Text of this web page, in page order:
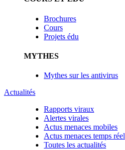
Brochures
Cours
Projets édu
MYTHES
Mythes sur les antivirus
Actualités
Rapports viraux
Alertes virales
Actus menaces mobiles
Actus menaces temps réel
Toutes les actualités